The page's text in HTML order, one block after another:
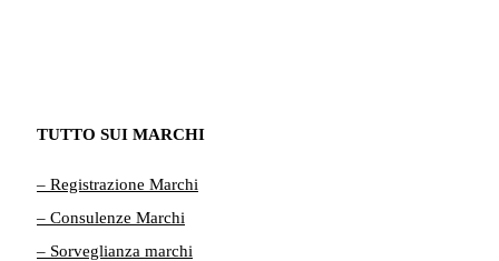
TUTTO SUI MARCHI
– Registrazione Marchi
– Consulenze Marchi
– Sorveglianza marchi